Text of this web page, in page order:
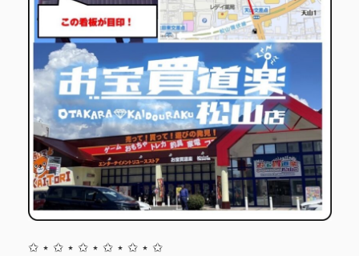
✩ ⋆ ✩ ⋆ ✩ ⋆ ✩ ⋆ ✩ ⋆ ✩